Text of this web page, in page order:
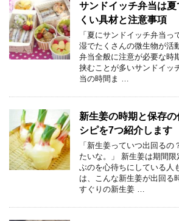
サンドイッチ弁当は
くい具材と注意事項
「夏にサンドイッチ弁当
湿でたくさんの微生物が活
弁当全般に注意が必要な時
挟むことが多いサンドイッ
当の時間ま …
新生姜の時期と保存
シピを7つ紹介します
「新生姜っていつ出回るの
たいな。」 新生姜は期間
ぶのを心待ちにしている人
は、こんな新生姜が出回る
すぐりの新生姜 …